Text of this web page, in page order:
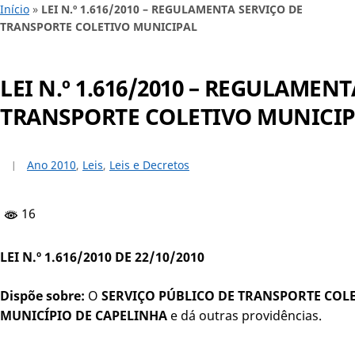
Início » LEI N.º 1.616/2010 – REGULAMENTA SERVIÇO DE
TRANSPORTE COLETIVO MUNICIPAL
LEI N.º 1.616/2010 –
TRANSPORTE COLETIVO
Ano 2010, Leis, Leis e Decretos
16
LEI N.º 1.616/2010 DE 22/10/2010
Dispõe sobre: O SERVIÇO PÚBLICO DE TRANSPORTE
MUNICÍPIO DE CAPELINHA e dá outras providências.